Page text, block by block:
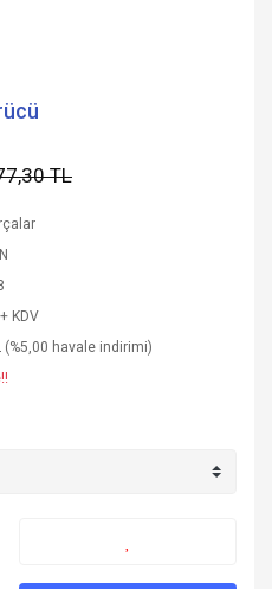
TL
KDV
(%5,00 havale indirimi)